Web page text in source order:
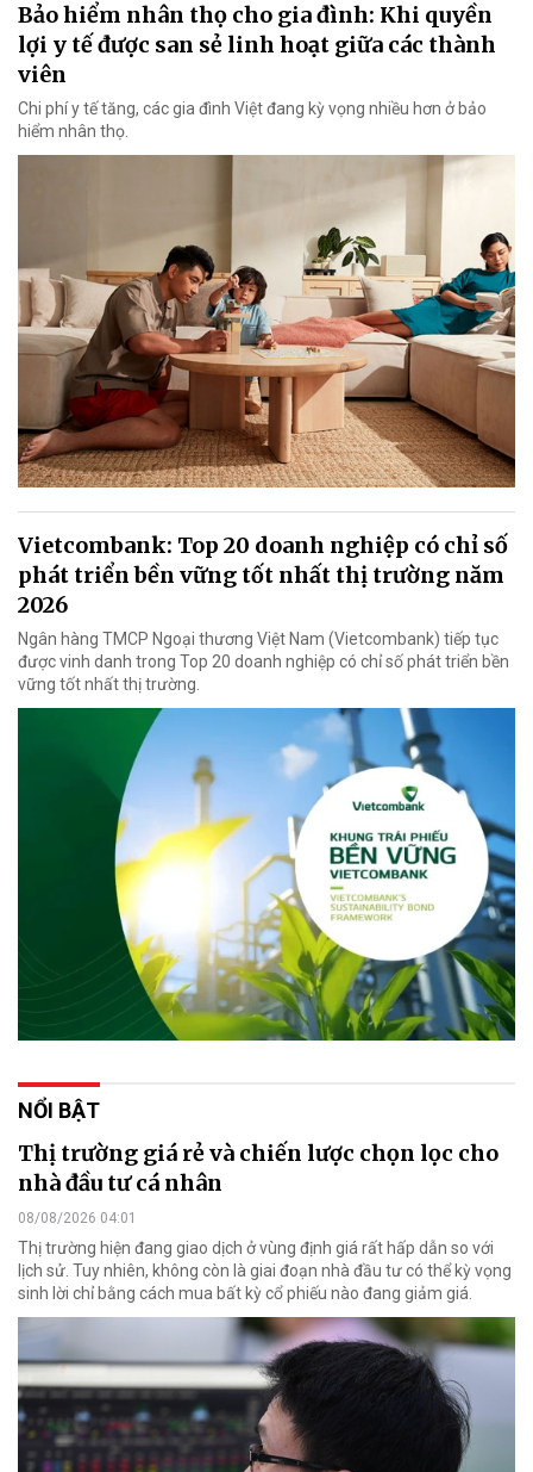
Bảo hiểm nhân thọ cho gia đình: Khi quyền
lợi y tế được san sẻ linh hoạt giữa các thành
viên
Chi phí y tế tăng, các gia đình Việt đang kỳ vọng nhiều hơn ở bảo
hiểm nhân thọ.
Vietcombank: Top 20 doanh nghiệp có chỉ số
phát triển bền vững tốt nhất thị trường năm
2026
Ngân hàng TMCP Ngoại thương Việt Nam (Vietcombank) tiếp tục
được vinh danh trong Top 20 doanh nghiệp có chỉ số phát triển bền
vững tốt nhất thị trường.
NỔI BẬT
Thị trường giá rẻ và chiến lược chọn lọc cho
nhà đầu tư cá nhân
08/08/2026 04:01
Thị trường hiện đang giao dịch ở vùng định giá rất hấp dẫn so với
lịch sử. Tuy nhiên, không còn là giai đoạn nhà đầu tư có thể kỳ vọng
sinh lời chỉ bằng cách mua bất kỳ cổ phiếu nào đang giảm giá.